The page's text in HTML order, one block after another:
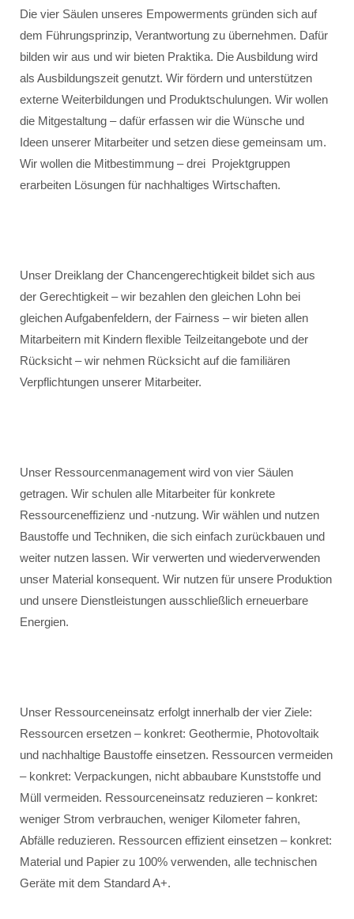
Die vier Säulen unseres Empowerments gründen sich auf
dem Führungsprinzip, Verantwortung zu übernehmen. Dafür
bilden wir aus und wir bieten Praktika. Die Ausbildung wird
als Ausbildungszeit genutzt. Wir fördern und unterstützen
externe Weiterbildungen und Produktschulungen. Wir wollen
die Mitgestaltung – dafür erfassen wir die Wünsche und
Ideen unserer Mitarbeiter und setzen diese gemeinsam um.
Wir wollen die Mitbestimmung – drei Projektgruppen
erarbeiten Lösungen für nachhaltiges Wirtschaften.
Unser Dreiklang der Chancengerechtigkeit bildet sich aus
der Gerechtigkeit – wir bezahlen den gleichen Lohn bei
gleichen Aufgabenfeldern, der Fairness – wir bieten allen
Mitarbeitern mit Kindern flexible Teilzeitangebote und der
Rücksicht – wir nehmen Rücksicht auf die familiären
Verpflichtungen unserer Mitarbeiter.
Unser Ressourcenmanagement wird von vier Säulen
getragen. Wir schulen alle Mitarbeiter für konkrete
Ressourceneffizienz und -nutzung. Wir wählen und nutzen
Baustoffe und Techniken, die sich einfach zurückbauen und
weiter nutzen lassen. Wir verwerten und wiederverwenden
unser Material konsequent. Wir nutzen für unsere Produktion
und unsere Dienstleistungen ausschließlich erneuerbare
Energien.
Unser Ressourceneinsatz erfolgt innerhalb der vier Ziele:
Ressourcen ersetzen – konkret: Geothermie, Photovoltaik
und nachhaltige Baustoffe einsetzen. Ressourcen vermeiden
– konkret: Verpackungen, nicht abbaubare Kunststoffe und
Müll vermeiden. Ressourceneinsatz reduzieren – konkret:
weniger Strom verbrauchen, weniger Kilometer fahren,
Abfälle reduzieren. Ressourcen effizient einsetzen – konkret:
Material und Papier zu 100% verwenden, alle technischen
Geräte mit dem Standard A+.